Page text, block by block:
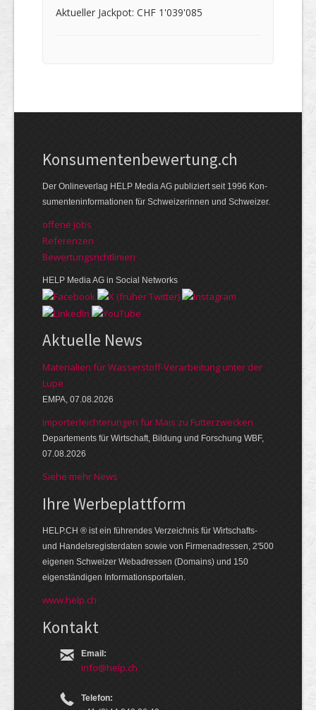
Aktueller Jackpot: CHF 1'039'085
Kon­su­menten­be­wer­tung.ch
Der Online­verlag HELP Media AG publi­ziert seit 1996 Kon­
su­menten­infor­mationen für Schwei­zerinnen und Schweizer.
offene Jobs
Referenzen
Bewer­tungs­richt­linien
HELP Media AG in Social Networks
Aktuelle News
Materialien für Wasserstoff-Verarbeitung unter der
Lupe
EMPA, 07.08.2026
Importerleichterungen für Mais zu Futterzwecken
Departements für Wirtschaft, Bildung und Forschung WBF,
07.08.2026
Siehe mehr News
Ihre Werbe­platt­form
HELP.CH ® ist ein führendes Ver­zeich­nis für Wirt­schafts-
und Handels­register­daten so­wie von Firmen­adressen, 2'500
eige­nen Schweizer Web­adressen (Domains) und 150
eigen­ständigen Infor­mations­por­talen.
www.help.ch
Kontakt
Email:
info@help.ch
Telefon: